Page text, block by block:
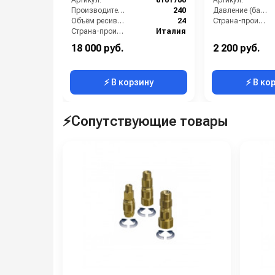
Производительность (л/мин):
240
Объём ресивера (л):
24
Страна-производитель:
Италия
Рабочее давление (бар):
Мощность (кВт):
18 000 руб.
⚡ В корзину
Давление (бар):
Страна-производитель:
2 200 руб.
⚡ В
⚡Сопутствующие товары